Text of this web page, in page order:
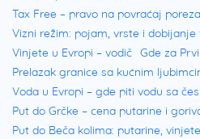
Tax Free – pravo na povraćaj poreza
Vizni režim: pojam, vrste i dobijanje
Vinjete u Evropi – vodič Gde za
Prelazak granice sa kućnim
Voda u Evropi – gde piti vodu sa
Put do Grčke – cena putarine i
Put do Beča kolima: putarine,